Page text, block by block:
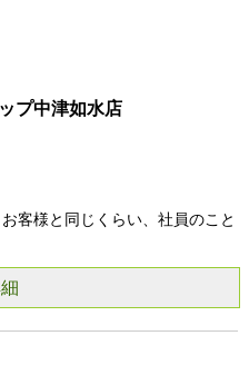
プ中津如水店
客様と同じくらい、社員のこと